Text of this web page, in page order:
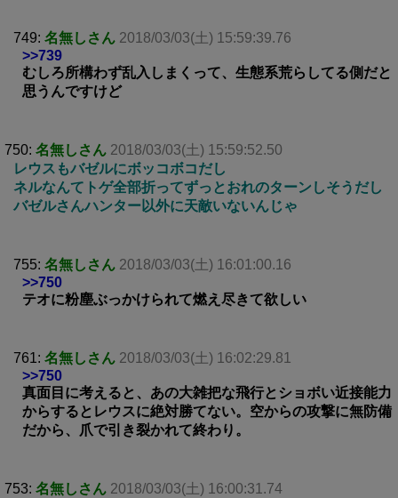
749: 名無しさん 2018/03/03(土) 15:59:39.76
>>739
むしろ所構わず乱入しまくって、生態系荒らしてる側だと
思うんですけど
750: 名無しさん 2018/03/03(土) 15:59:52.50
レウスもバゼルにボッコボコだし
ネルなんてトゲ全部折ってずっとおれのターンしそうだし
バゼルさんハンター以外に天敵いないんじゃ
755: 名無しさん 2018/03/03(土) 16:01:00.16
>>750
テオに粉塵ぶっかけられて燃え尽きて欲しい
761: 名無しさん 2018/03/03(土) 16:02:29.81
>>750
真面目に考えると、あの大雑把な飛行とショボい近接能力
からするとレウスに絶対勝てない。空からの攻撃に無防備
だから、爪で引き裂かれて終わり。
753: 名無しさん 2018/03/03(土) 16:00:31.74